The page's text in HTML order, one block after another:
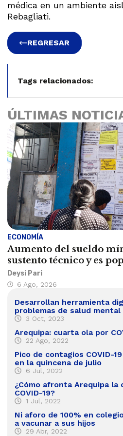
médica en un ambiente
Rebagliati.
REGRESAR
Tags relacionados:
ÚLTIMAS
ECONOMÍA
Aumento del sueldo
sustento técnico y es
Deysi Pari
6 Ago, 2026
Desarrollan herramienta
problemas de salud
3 Oct, 2023
Arequipa: cuarta ola por
22 Ago, 2022
Pico de contagios COVID-
en la quincena de julio
6 Jul, 2022
¿Cómo afronta Arequipa la
COVID-19?
1 Jul, 2022
Ni aforo de 100% en
a vacunar a sus hijos
29 Abr, 2022